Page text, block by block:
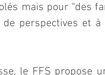
mais pour “des
de perspectives et
le FFS propose